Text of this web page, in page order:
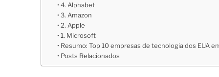
4. Alphabet
3. Amazon
2. Apple
1. Microsoft
Resumo: Top 10 empresas de tecnologia dos EUA
Posts Relacionados